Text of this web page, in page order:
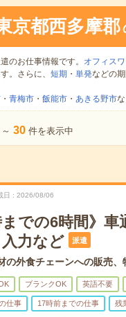
京都西多摩郡
のお仕事情報です。 オフィス
。さらに、 短期 ・ 単発などの期
・ 青梅市・ 飯能市・ あきる野市
～ 30 件を表示中
日 2026/08/06
までの6時間》
力など
派遣
の外食チェーンへの販売
ブランクOK 英語不要
仕事 17時前までの仕事 残